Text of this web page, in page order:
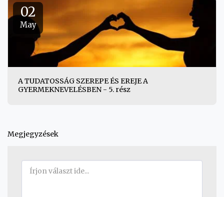
02
May
A TUDATOSSÁG SZEREPE ÉS EREJE A
GYERMEKNEVELÉSBEN - 5. rész
Megjegyzések